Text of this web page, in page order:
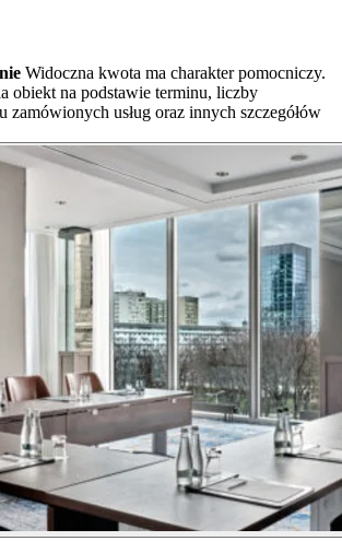
Widoczna kwota ma charakter pomocniczy.
obiekt na podstawie terminu, liczby
zamówionych usług oraz innych szczegółów